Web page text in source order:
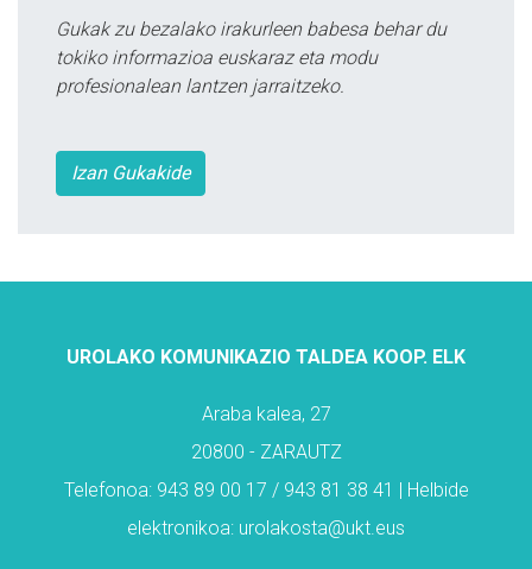
Gukak zu bezalako irakurleen babesa behar du
tokiko informazioa euskaraz eta modu
profesionalean lantzen jarraitzeko.
Izan Gukakide
UROLAKO KOMUNIKAZIO TALDEA KOOP. ELK
Araba kalea, 27
20800 - ZARAUTZ
Telefonoa: 943 89 00 17 / 943 81 38 41 | Helbide
elektronikoa: urolakosta@ukt.eus